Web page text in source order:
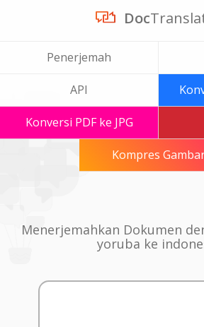
Doc
Penerjemah
API
Konversi PDF ke JPG
Kompres
Menerjemahkan Dokumen
yoruba ke